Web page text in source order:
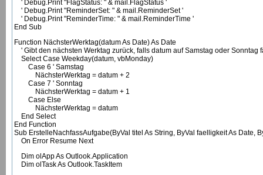
' Debug.Print "FlagStatus: " & mail.FlagStatus '
' Debug.Print "ReminderSet: " & mail.ReminderSet '
' Debug.Print "ReminderTime: " & mail.ReminderTime '
End Sub
Function NächsterWerktag(datum As Date) As Date
' Gibt den nächsten Werktag zurück, falls datum auf Samstag oder Sonntag
Select Case Weekday(datum, vbMonday)
Case 6 ' Samstag
NächsterWerktag = datum + 2
Case 7 ' Sonntag
NächsterWerktag = datum + 1
Case Else
NächsterWerktag = datum
End Select
End Function
Sub ErstelleNachfassAufgabe(ByVal titel As String, ByVal faelligkeit As Date,
On Error Resume Next
Dim olApp As Outlook.Application
Dim olTask As Outlook.TaskItem